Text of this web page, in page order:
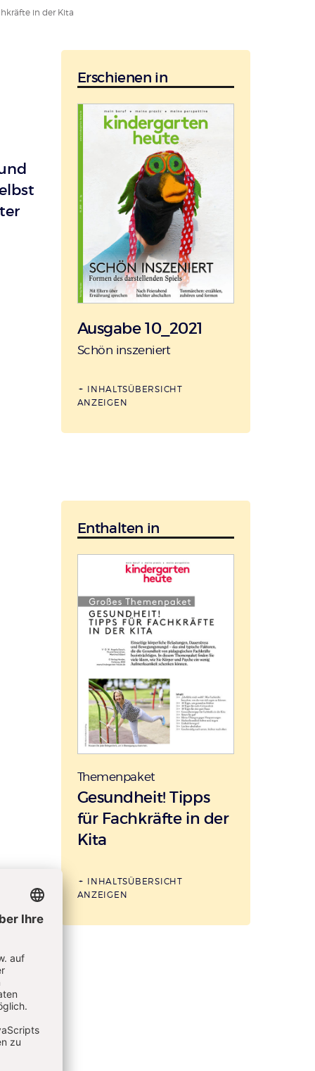
in der Kita
Erschienen in
Ausgabe 10_2021
:
Schön inszeniert
INHALTSÜBERSICHT
ANZEIGEN
Enthalten in
Themenpaket
:
Gesundheit! Tipps
für Fachkräfte in der
Kita
INHALTSÜBERSICHT
ANZEIGEN